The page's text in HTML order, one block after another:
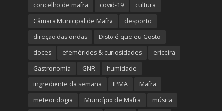
concelho de mafra
covid-19
cultura
Câmara Municipal de Mafra
desporto
direção das ondas
Disto é que eu Gosto
doces
efemérides & curiosidades
ericeira
Gastronomia
GNR
humidade
ingrediente da semana
IPMA
Mafra
meteorologia
Município de Mafra música